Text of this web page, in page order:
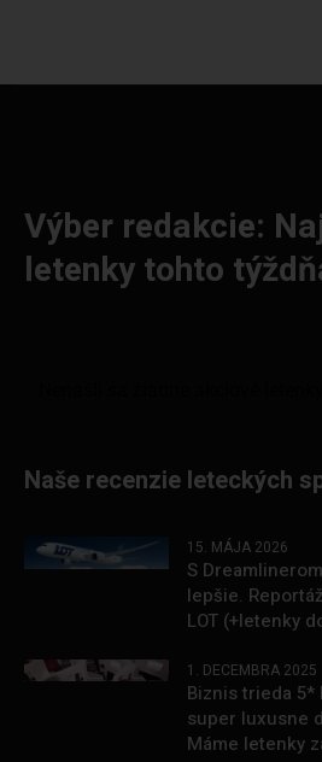
Výber redakcie:
letenky tohto
Naše recenzie leteckých
15. MÁJA 2026
S
lepšie.
LOT (+letenky
1. DECEMBRA 2025
Biznis trieda
super luxusne
Máme letenky